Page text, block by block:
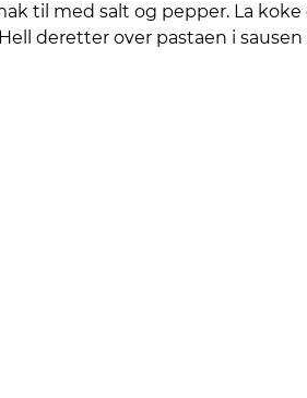
til med salt og pepper. La koke
deretter over pastaen i